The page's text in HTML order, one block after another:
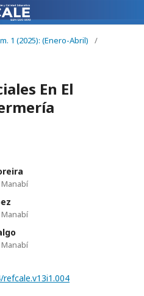
1 (2025): (Enero-Abril)
/
En El